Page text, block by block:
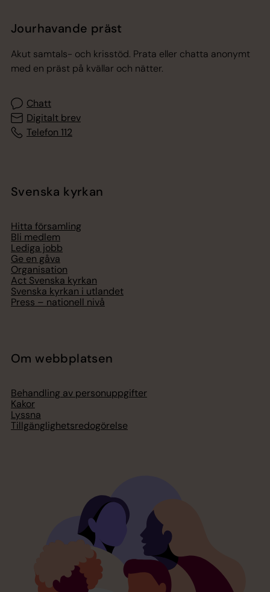
Jourhavande präst
Akut samtals- och krisstöd. Prata eller chatta anonymt
med en präst på kvällar och nätter.
Chatt
Digitalt brev
Telefon 112
Svenska kyrkan
Hitta församling
Bli medlem
Lediga jobb
Ge en gåva
Organisation
Act Svenska kyrkan
Svenska kyrkan i utlandet
Press – nationell nivå
Om webbplatsen
Behandling av personuppgifter
Kakor
Lyssna
Tillgänglighetsredogörelse